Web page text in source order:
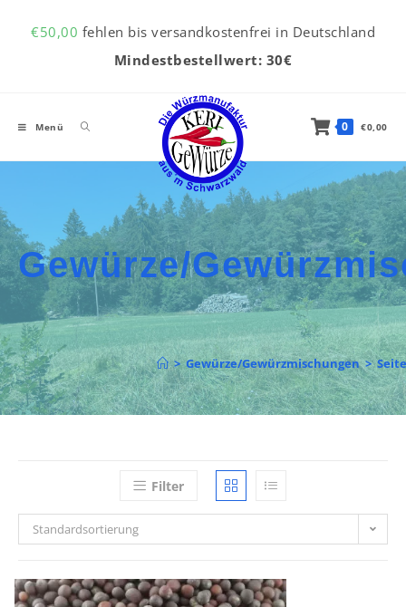
€50,00 fehlen bis versandkostenfrei in Deutschland
Mindestbestellwert: 30€
Menü 0 €0,00
Gewürze/
> Gewürze/Gewürzmischungen >
Filter
Standardsortierung